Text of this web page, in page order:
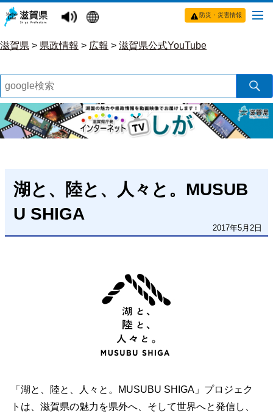
防災・災害情報
滋賀県 > 県政情報 > 広報 > 滋賀県公式YouTube
湖と、陸と、人々と。MUSUB
U SHIGA
2017年5月2日
「湖と、陸と、人々と。MUSUBU SHIGA」プロジェク
トは、滋賀県の魅力を県外へ、そして世界へと発信し、